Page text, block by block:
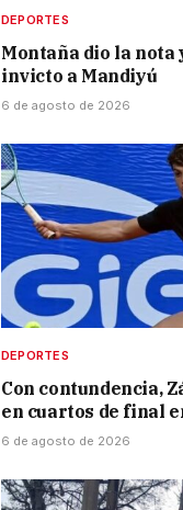
DEPORTES
Montaña dio la nota
invicto a Mandiyú
6 de agosto de 2026
DEPORTES
Con contundencia,
en cuartos de final
6 de agosto de 2026